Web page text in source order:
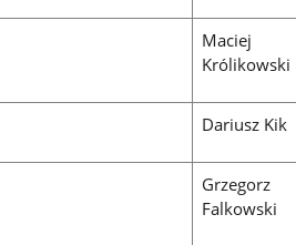
Maciej
Królikowski
Dariusz Kik
Grzegorz
Falkowski